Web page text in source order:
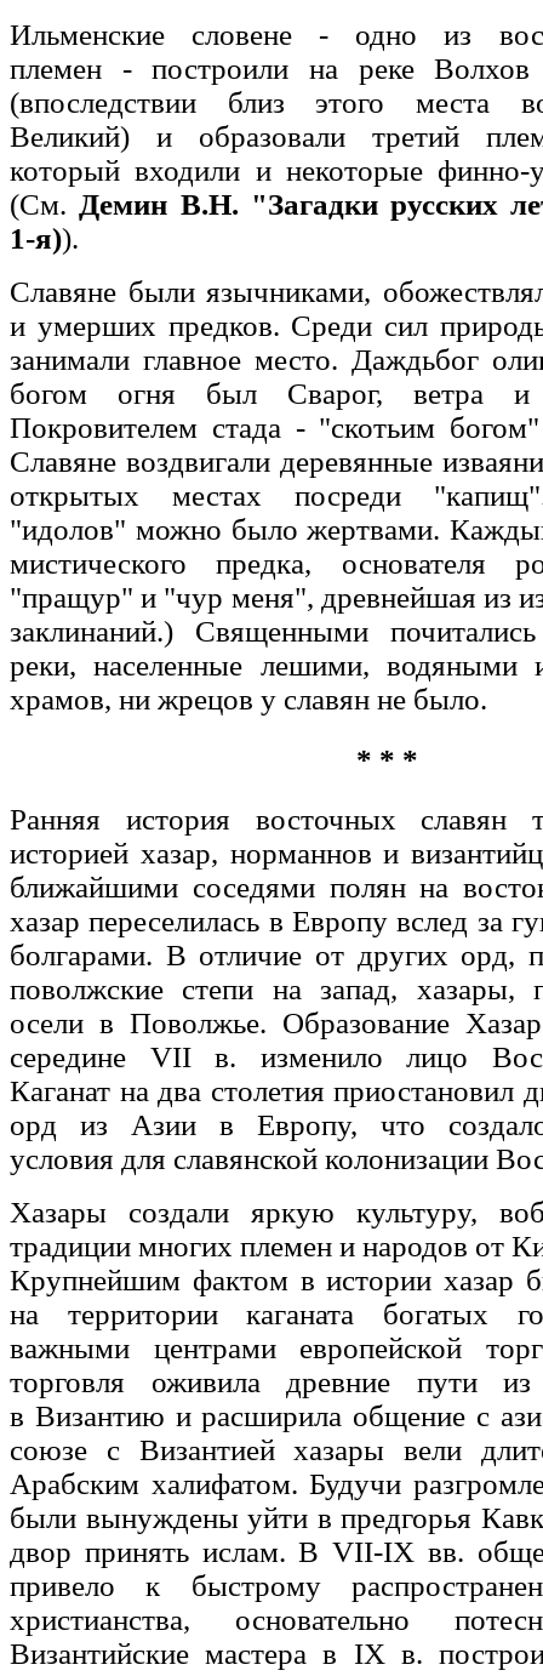
Ильменские словене - одно из
племен - построили на реке Волхов
(впоследствии близ этого места
Великий) и образовали третий
который входили и некоторые финно-
(См.Демин В.Н. "Загадки русских
1-я)).
Славяне были язычниками,
и умерших предков. Среди сил
занимали главное место. Даждьбог
богом огня был Сварог, ветра и
Покровителем стада - "скотьим
Славяне воздвигали деревянные
открытых местах посреди
"идолов" можно было жертвами.
мистического предка, основателя
"пращур" и "чур меня", древнейшая из
заклинаний.) Священными
реки, населенные лешими, водяными
храмов, ни жрецов у славян не было.
* * *
Ранняя история восточных славян
историей хазар, норманнов и
ближайшими соседями полян на
хазар переселилась в Европу вслед за
болгарами. В отличие от других орд,
поволжские степи на запад, хазары,
осели в Поволжье. Образование
середине VII в. изменило лицо
Каганат на два столетия приостановил
орд из Азии в Европу, что создало
условия для славянской колонизации
Хазары создали яркую культуру,
традиции многих племен и народов от
Крупнейшим фактом в истории хазар
на территории каганата богатых
важными центрами европейской
торговля оживила древние пути из
в Византию и расширила общение с
союзе с Византией хазары вели
Арабским халифатом. Будучи
были вынуждены уйти в предгорья
двор принять ислам. В VII-IX вв.
привело к быстрому
христианства, основательно
Византийские мастера в IX в.